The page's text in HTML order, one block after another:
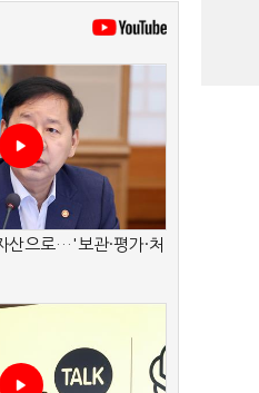
산으로…'보관·평가·처